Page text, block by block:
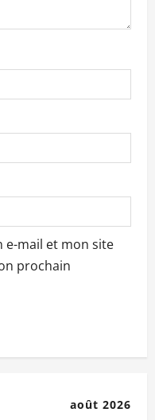
e-mail et mon site
prochain
août 2026